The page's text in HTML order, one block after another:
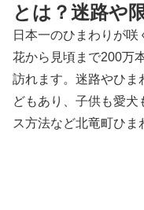
とは？迷路や
日本一のひまわりが
花から見頃まで200万
訪れます。迷路やひま
どもあり、子供も愛
ス方法など北竜町ひま